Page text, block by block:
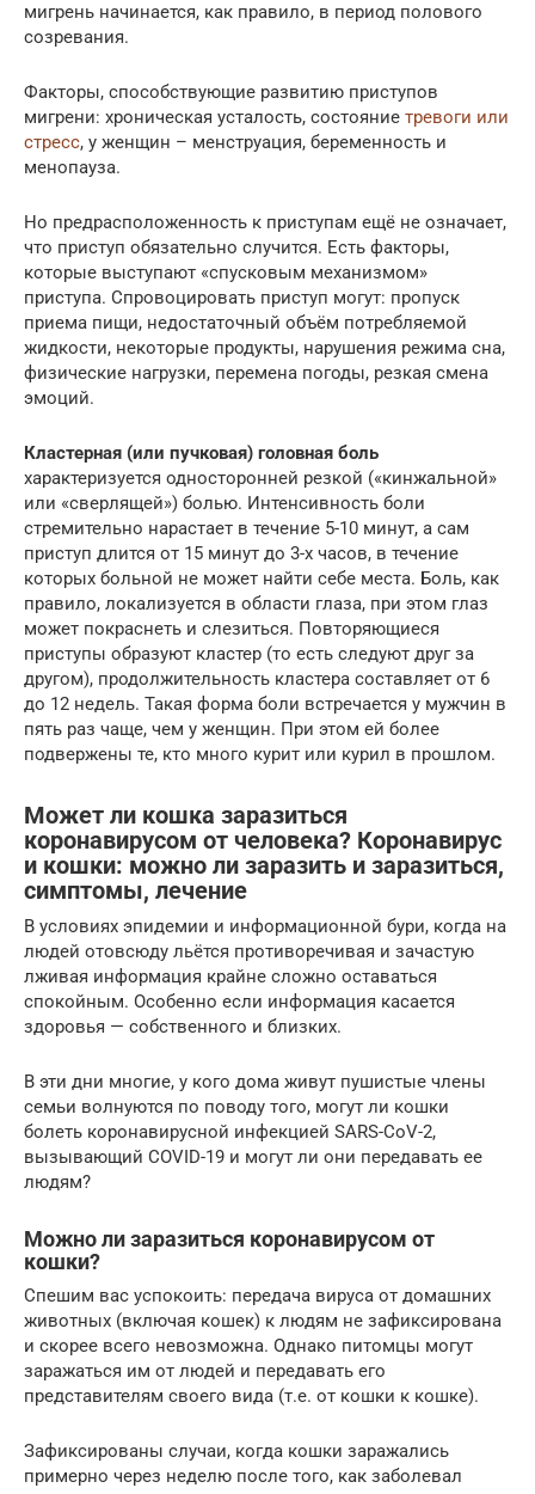
мигрень начинается, как правило, в период полового
созревания.
Факторы, способствующие развитию приступов
мигрени: хроническая усталость, состояние тревоги или
стресс, у женщин – менструация, беременность и
менопауза.
Но предрасположенность к приступам ещё не означает,
что приступ обязательно случится. Есть факторы,
которые выступают «спусковым механизмом»
приступа. Спровоцировать приступ могут: пропуск
приема пищи, недостаточный объём потребляемой
жидкости, некоторые продукты, нарушения режима сна,
физические нагрузки, перемена погоды, резкая смена
эмоций.
Кластерная (или пучковая) головная боль
характеризуется односторонней резкой («кинжальной»
или «сверлящей») болью. Интенсивность боли
стремительно нарастает в течение 5-10 минут, а сам
приступ длится от 15 минут до 3-х часов, в течение
которых больной не может найти себе места. Боль, как
правило, локализуется в области глаза, при этом глаз
может покраснеть и слезиться. Повторяющиеся
приступы образуют кластер (то есть следуют друг за
другом), продолжительность кластера составляет от 6
до 12 недель. Такая форма боли встречается у мужчин в
пять раз чаще, чем у женщин. При этом ей более
подвержены те, кто много курит или курил в прошлом.
Может ли кошка заразиться
коронавирусом от человека? Коронавирус
и кошки: можно ли заразить и заразиться,
симптомы, лечение
В условиях эпидемии и информационной бури, когда на
людей отовсюду льётся противоречивая и зачастую
лживая информация крайне сложно оставаться
спокойным. Особенно если информация касается
здоровья — собственного и близких.
В эти дни многие, у кого дома живут пушистые члены
семьи волнуются по поводу того, могут ли кошки
болеть коронавирусной инфекцией SARS-CoV-2,
вызывающий COVID-19 и могут ли они передавать ее
людям?
Можно ли заразиться коронавирусом от
кошки?
Спешим вас успокоить: передача вируса от домашних
животных (включая кошек) к людям не зафиксирована
и скорее всего невозможна. Однако питомцы могут
заражаться им от людей и передавать его
представителям своего вида (т.е. от кошки к кошке).
Зафиксированы случаи, когда кошки заражались
примерно через неделю после того, как заболевал